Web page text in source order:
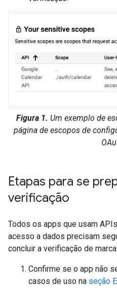
Figura 1. Um exemplo de
página de escopos de
Etapas para se
verificação
Todos os apps que usam
acesso a dados precisam
concluir a verificação de marca:
Confirme se o app não
casos de uso na seção